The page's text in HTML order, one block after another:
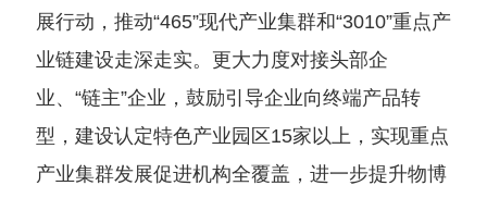
展行动，推动“465”现代产业集群和“3010”重点产
业链建设走深走实。更大力度对接头部企
业、“链主”企业，鼓励引导企业向终端产品转
型，建设认定特色产业园区15家以上，实现重点
产业集群发展促进机构全覆盖，进一步提升物博